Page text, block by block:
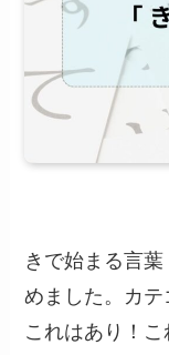
きで始まる言
めました。カテ
これはあり！